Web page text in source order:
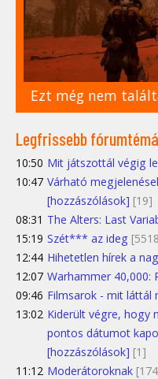
Ezt még nem
Legfrissebb
10:50 Mit játszottál végig
10:47 Várható
[hozzászólások] [19]
08:31 The Alters: Last
15:19 Szét*** az ideg
12:44 Hihetetlen hírek a
12:07 Warhammer 40,000:
09:46 Filmsarok - mit láttál
13:02 Kiderült végre, hogy
pontos dátumot
[hozzászólások] [1]
11:12 Moderátoroknak